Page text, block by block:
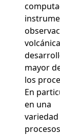
mayor
los
En
en una